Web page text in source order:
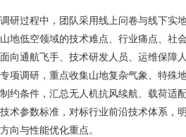
调研过程中，团队采用线上问卷与线下实
山地低空领域的技术难点、行业痛点、社
面向通航飞手、技术研发人员、运维保障
专项调研，重点收集山地复杂气象、特殊
制约条件，汇总无人机抗风续航、载荷适
技术参数标准，对标行业前沿技术体系，
方向与性能优化重点。